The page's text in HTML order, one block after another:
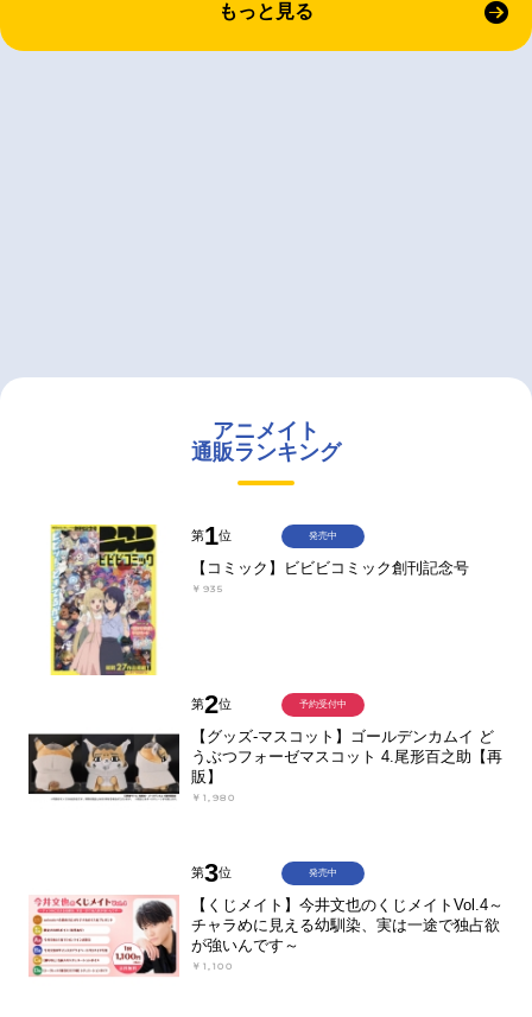
もっと見る
アニメイト
通販ランキング
第1位
【コミック】ビビビコミック創刊記念号
￥935
発売中
第2位
【グッズ-マスコット】ゴールデンカムイ ど
うぶつフォーゼマスコット 4.尾形百之助【再
販】
￥1,980
予約受付中
第3位
【くじメイト】今井文也のくじメイトVol.4～
チャラめに見える幼馴染、実は一途で独占欲
が強いんです～
￥1,100
発売中